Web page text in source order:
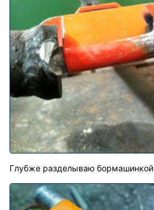
Глубже разделываю бормашинкой